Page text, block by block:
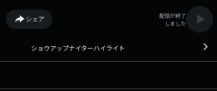
シェア
配信が終了
しました
ショウアップナイターハイライト